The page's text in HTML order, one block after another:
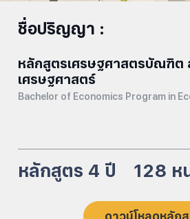
ชื่อปริญญา :
หลักสูตรเศรษฐศาสตรบัณฑิต
เศรษฐศาสตร์
Bachelor of Economics Program in
หลักสูตร 4 ปี 128 ห
ดาวน์โหลดหลัก